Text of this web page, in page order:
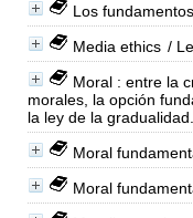
Los
Media ethics /
Moral : entre la
morales, la opción
la ley de la gradualidad.
Moral
Moral